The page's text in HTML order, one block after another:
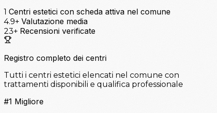
1 Centri estetici con scheda attiva nel comune
4.9+ Valutazione media
23+ Recensioni verificate
Registro completo dei centri
Tutti i centri estetici elencati nel comune con
trattamenti disponibili e qualifica professionale
#1 Migliore